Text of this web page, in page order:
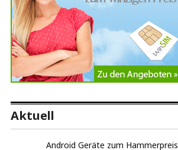
Aktuell
Android Geräte zum Hammerpreis